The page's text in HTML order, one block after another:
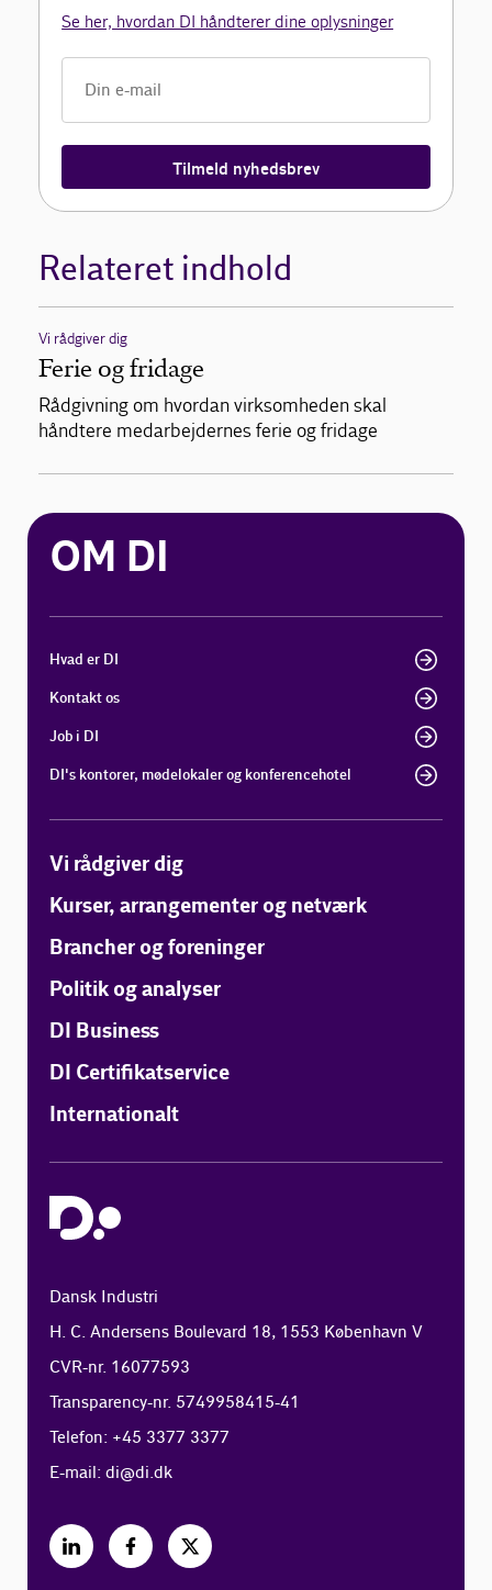
Se her, hvordan DI håndterer dine oplysninger
Tilmeld nyhedsbrev
Relateret indhold
Vi rådgiver dig
Ferie og fridage
Rådgivning om hvordan virksomheden skal
håndtere medarbejdernes ferie og fridage
OM DI
Hvad er DI
Kontakt os
Job i DI
DI's kontorer, mødelokaler og konferencehotel
Vi rådgiver dig
Kurser, arrangementer og netværk
Brancher og foreninger
Politik og analyser
DI Business
DI Certifikatservice
Internationalt
Dansk Industri
H. C. Andersens Boulevard 18, 1553 København V
CVR-nr. 16077593
Transparency-nr. 5749958415-41
Telefon: +45 3377 3377
E-mail:di@di.dk